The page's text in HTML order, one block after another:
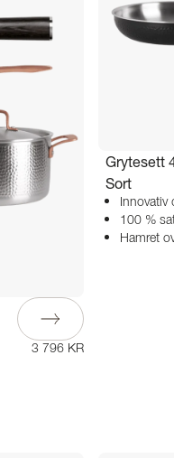
3 796 KR
Grytesett
Sort
Innovativ
100 %
Hamret